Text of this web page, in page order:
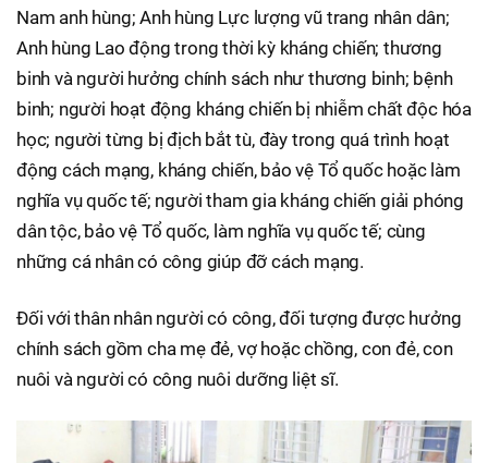
Nam anh hùng; Anh hùng Lực lượng vũ trang nhân dân;
Anh hùng Lao động trong thời kỳ kháng chiến; thương
binh và người hưởng chính sách như thương binh; bệnh
binh; người hoạt động kháng chiến bị nhiễm chất độc hóa
học; người từng bị địch bắt tù, đày trong quá trình hoạt
động cách mạng, kháng chiến, bảo vệ Tổ quốc hoặc làm
nghĩa vụ quốc tế; người tham gia kháng chiến giải phóng
dân tộc, bảo vệ Tổ quốc, làm nghĩa vụ quốc tế; cùng
những cá nhân có công giúp đỡ cách mạng.
Đối với thân nhân người có công, đối tượng được hưởng
chính sách gồm cha mẹ đẻ, vợ hoặc chồng, con đẻ, con
nuôi và người có công nuôi dưỡng liệt sĩ.